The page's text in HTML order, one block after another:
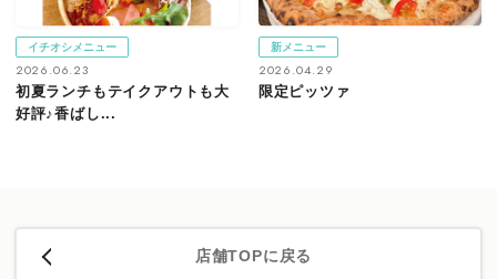
イチオシメニュー
2026.06.23
初夏ランチもテイクアウトも大
好評♪香ばし...
新メニュー
2026.04.29
限定ピッツァ
店舗TOPに戻る